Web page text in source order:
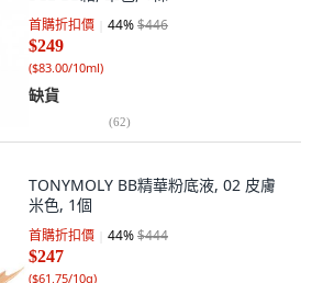
首購折扣價 44%$446
$249
($83.00/10ml)
缺貨
(62)
TONYMOLY BB精華粉底液, 02 皮膚
米色, 1個
首購折扣價 44%$444
$247
($61.75/10g)